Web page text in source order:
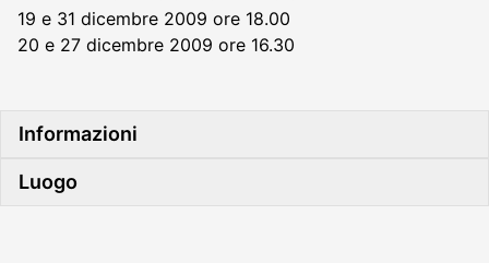
19 e 31 dicembre 2009 ore 18.00
20 e 27 dicembre 2009 ore 16.30
Informazioni
Luogo